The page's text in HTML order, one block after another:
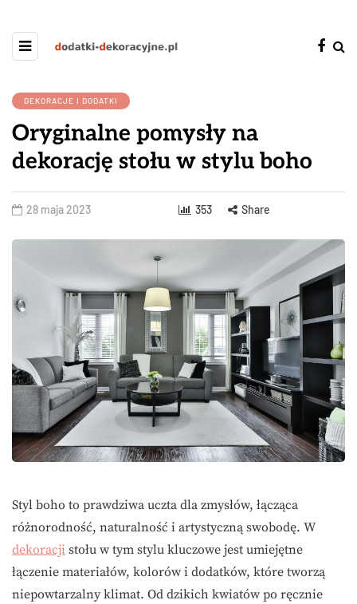
DEKORACJE I DODATKI
Oryginalne pomysły na
dekorację stołu w stylu boho
28 maja 2023 353 Share
Styl boho to prawdziwa uczta dla zmysłów, łącząca
różnorodność, naturalność i artystyczną swobodę. W
dekoracji stołu w tym stylu kluczowe jest umiejętne
łączenie materiałów, kolorów i dodatków, które tworzą
niepowtarzalny klimat. Od dzikich kwiatów po ręcznie